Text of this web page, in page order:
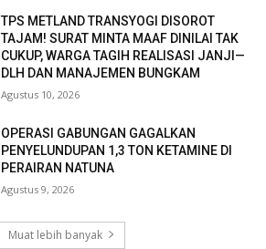
TPS METLAND TRANSYOGI DISOROT
TAJAM! SURAT MINTA MAAF DINILAI TAK
CUKUP, WARGA TAGIH REALISASI JANJI—
DLH DAN MANAJEMEN BUNGKAM ​
Agustus 10, 2026
OPERASI GABUNGAN GAGALKAN
PENYELUNDUPAN 1,3 TON KETAMINE DI
PERAIRAN NATUNA
Agustus 9, 2026
Muat lebih banyak